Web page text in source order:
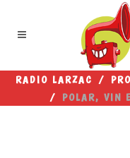
RADIO LARZAC /
/ POLAR,